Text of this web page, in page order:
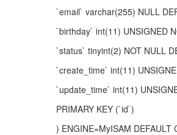
`email` varchar(255) NULL
`birthday` int(11) UNSIGNED
`status` tinyint(2) NOT NULL
`create_time` int(11)
`update_time` int(11)
PRIMARY KEY (`id`)
) ENGINE=MyISAM DEFAULT